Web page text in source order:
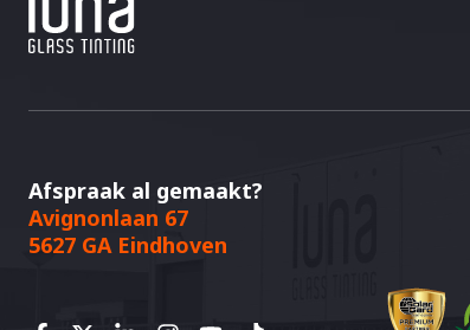
Afspraak al gemaakt?
Avignonlaan 67
5627 GA Eindhoven